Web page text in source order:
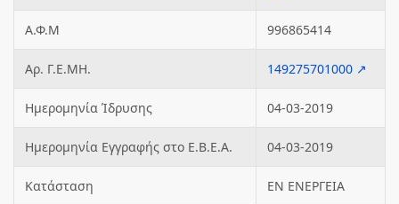
Α.Φ.Μ 996865414
Αρ. Γ.Ε.ΜΗ. 149275701000 ↗
Ημερομηνία Ίδρυσης 04-03-2019
Ημερομηνία Εγγραφής στο Ε.Β.Ε.Α. 04-03-2019
Κατάσταση ΕΝ ΕΝΕΡΓΕΙΑ